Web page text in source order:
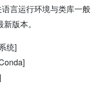
言运行环境与类库一般
版本。
统]